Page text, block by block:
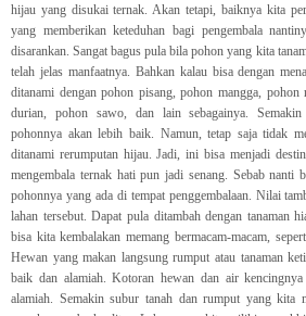
hijau yang disukai ternak. Akan tetapi, baiknya kita
yang memberikan keteduhan bagi pengembala
disarankan. Sangat bagus pula bila pohon yang kita
telah jelas manfaatnya. Bahkan kalau bisa dengan
ditanami dengan pohon pisang, pohon mangga,
durian, pohon sawo, dan lain sebagainya. Semakin
pohonnya akan lebih baik. Namun, tetap saja tidak
ditanami rerumputan hijau. Jadi, ini bisa menjadi
mengembala ternak hati pun jadi senang. Sebab nanti
pohonnya yang ada di tempat penggembalaan. Nilai
lahan tersebut. Dapat pula ditambah dengan tanaman
bisa kita kembalakan memang bermacam-macam,
Hewan yang makan langsung rumput atau tanaman
baik dan alamiah. Kotoran hewan dan air
alamiah. Semakin subur tanah dan rumput yang kita